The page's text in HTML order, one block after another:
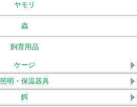
ヤモリ
蟲
飼育用品
ケージ
照明・保温器具
餌